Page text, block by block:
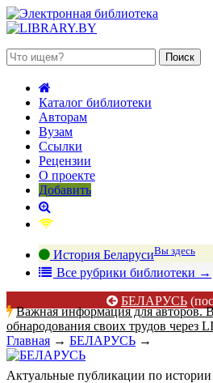
Каталог библиотеки
Авторам
Вузам
Ссылки
Рецензии
О проекте
Добавить
История БеларусиВы здесь
Все рубрики библиотеки →
БЕЛАРУСЬ
Важная информация для авторов.
обнародования своих трудов через
Главная → БЕЛАРУСЬ →
Актуальные публикации по истории